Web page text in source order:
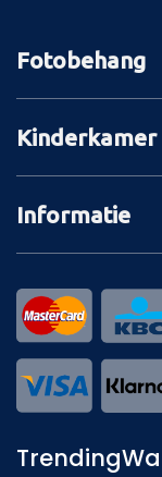
Fotobehang
Kinderkamer
Informatie